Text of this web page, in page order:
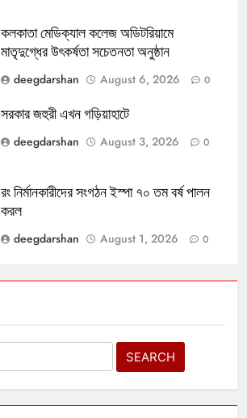
কলকাতা মেডিক্যাল কলেজ অডিটরিয়ামে
মাতৃদুগ্ধের উৎকর্ষতা সচেতনতা অনুষ্ঠান
deegdarshan
August 6, 2026 0
সরকার জহুরী এখন গড়িয়াহাটে
deegdarshan
August 3, 2026 0
রং নির্মানকারীদের সংগঠন ইস্পা ৭০ তম বর্ষ পালন
করল
deegdarshan
August 1, 2026 0